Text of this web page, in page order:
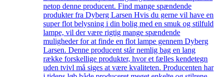
netop denne producent. Find mange spændende
produkter fra Dyberg Larsen Hvis du gerne vil have en
super flot belysning i din bolig med en smuk og stilfuld
lampe, vil der være rigtig mange spændende
muligheder for at finde en flot lampe gennem Dyberg
Larsen. Denne producent står nemlig bag en lang
række forskellige produkter, hvor et fælles kendetegn
uden tvivl må siges at være kvaliteten. Producenten har